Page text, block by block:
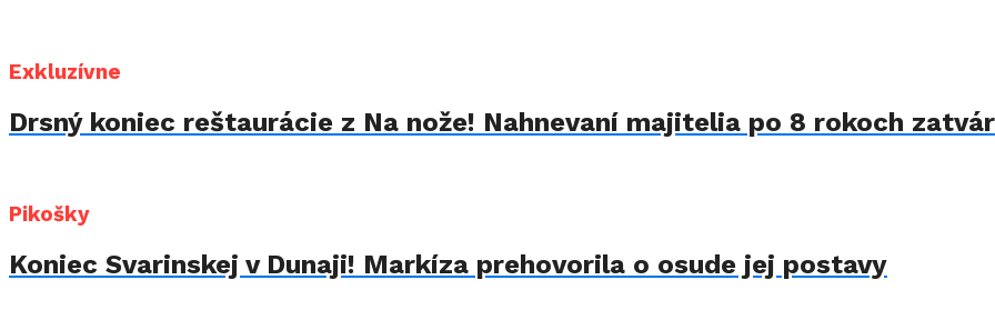
Exkluzívne
Drsný koniec reštaurácie z Na nože! Nahnevaní majitelia po 8 rokoch
Pikošky
Koniec Svarinskej v Dunaji! Markíza prehovorila o osude jej postavy